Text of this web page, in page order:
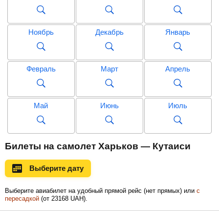
Ноябрь Декабрь Январь
Февраль Март Апрель
Май Июнь Июль
Сентябрь
Ноябрь
Билеты на самолет Харьков — Кутаиси
Выберите дату
Выберите авиабилет на удобный прямой рейс (нет прямых) или с
пересадкой (от 23168 UAH).